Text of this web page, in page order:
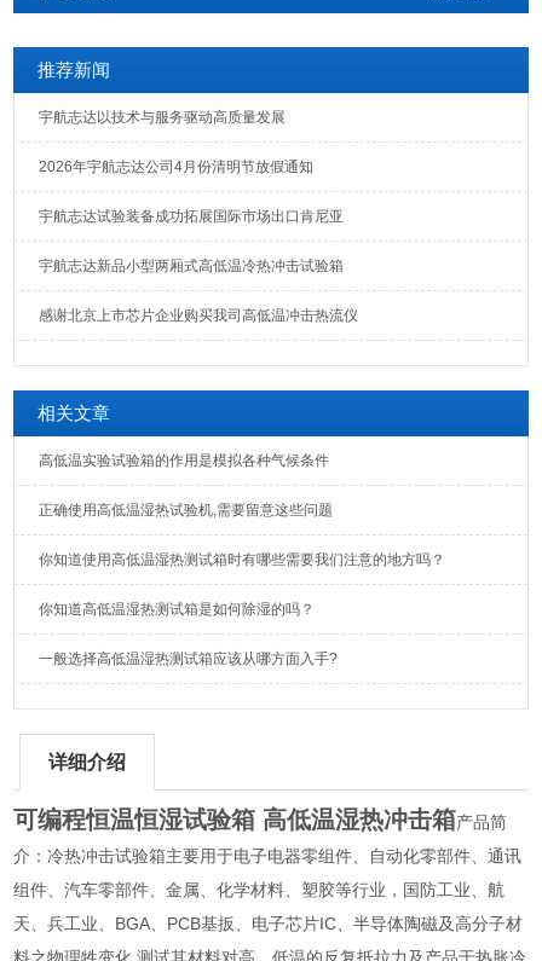
推荐新闻
宇航志达以技术与服务驱动高质量发展
2026年宇航志达公司4月份清明节放假通知
宇航志达试验装备成功拓展国际市场出口肯尼亚
宇航志达新品小型两厢式高低温冷热冲击试验箱
感谢北京上市芯片企业购买我司高低温冲击热流仪
相关文章
高低温实验试验箱的作用是模拟各种气候条件
正确使用高低温湿热试验机,需要留意这些问题
你知道使用高低温湿热测试箱时有哪些需要我们注意的地方吗？
你知道高低温湿热测试箱是如何除湿的吗？
一般选择高低温湿热测试箱应该从哪方面入手?
详细介绍
可编程恒温恒湿试验箱 高低温湿热冲击箱产品简
介：冷热冲击试验箱主要用于电子电器零组件、自动化零部件、通讯
组件、汽车零部件、金属、化学材料、塑胶等行业，国防工业、航
天、兵工业、BGA、PCB基扳、电子芯片IC、半导体陶磁及高分子材
料之物理牲变化,测试其材料对高、低温的反复抵拉力及产品于热胀冷